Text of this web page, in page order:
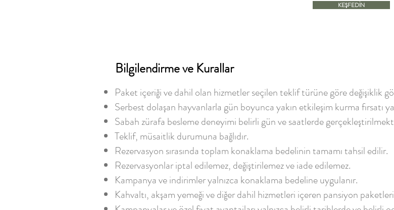
KEŞFEDİN
Bilgilendirme ve Kurallar
Paket içeriği ve dahil olan hizmetler seçilen teklif türüne göre değişiklik
Serbest dolaşan hayvanlarla gün boyunca yakın etkileşim kurma fırsatı
Sabah zürafa besleme deneyimi belirli gün ve saatlerde
Teklif, müsaitlik durumuna bağlıdır.
Rezervasyon sırasında toplam konaklama bedelinin tamamı tahsil edilir.
Rezervasyonlar iptal edilemez, değiştirilemez ve iade edilemez.
Kampanya ve indirimler yalnızca konaklama bedeline uygulanır.
Kahvaltı, akşam yemeği ve diğer dahil hizmetleri içeren pansiyon